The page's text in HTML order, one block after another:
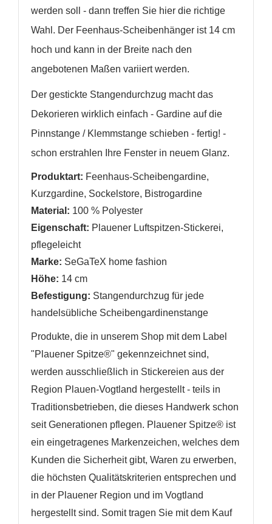
werden soll - dann treffen Sie hier die richtige
Wahl. Der Feenhaus-Scheibenhänger ist 14 cm
hoch und kann in der Breite nach den
angebotenen Maßen variiert werden.
Der gestickte Stangendurchzug macht das
Dekorieren wirklich einfach - Gardine auf die
Pinnstange / Klemmstange schieben - fertig! -
schon erstrahlen Ihre Fenster in neuem Glanz.
Produktart: Feenhaus-Scheibengardine,
Kurzgardine, Sockelstore, Bistrogardine
Material: 100 % Polyester
Eigenschaft: Plauener Luftspitzen-Stickerei,
pflegeleicht
Marke: SeGaTeX home fashion
Höhe: 14 cm
Befestigung: Stangendurchzug für jede
handelsübliche Scheibengardinenstange
Produkte, die in unserem Shop mit dem Label
"Plauener Spitze®" gekennzeichnet sind,
werden ausschließlich in Stickereien aus der
Region Plauen-Vogtland hergestellt - teils in
Traditionsbetrieben, die dieses Handwerk schon
seit Generationen pflegen. Plauener Spitze® ist
ein eingetragenes Markenzeichen, welches dem
Kunden die Sicherheit gibt, Waren zu erwerben,
die höchsten Qualitätskriterien entsprechen und
in der Plauener Region und im Vogtland
hergestellt sind. Somit tragen Sie mit dem Kauf
AUF MEINE WUNSCHLISTE
Name der Wunschliste
Wunschliste
Sie müssen angemeldet sein, um Artikel Ihrer
Anmelden